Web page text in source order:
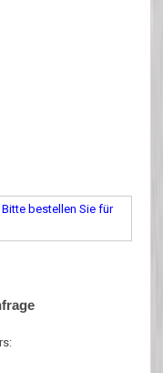
bestellen Sie für